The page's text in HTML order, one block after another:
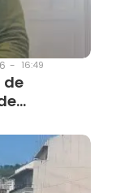
- 16:49
de